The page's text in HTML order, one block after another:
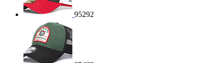
95292